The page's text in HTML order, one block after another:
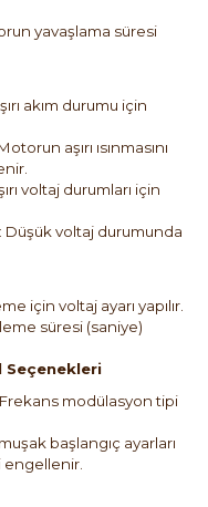
yavaşlama süresi
akım durumu için
aşırı ısınmasını
voltaj durumları için
: Düşük voltaj durumunda
için voltaj ayarı yapılır.
süresi (saniye)
Seçenekleri
modülasyon tipi
başlangıç ayarları
engellenir.